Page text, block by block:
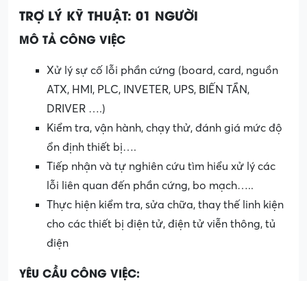
TRỢ LÝ KỸ THUẬT: 01 NGƯỜI
MÔ TẢ CÔNG VIỆC
Xử lý sự cố lỗi phần cứng (board, card, nguồn
ATX, HMI, PLC, INVETER, UPS, BIẾN TẦN,
DRIVER ….)
Kiểm tra, vận hành, chạy thử, đánh giá mức độ
ổn định thiết bị….
Tiếp nhận và tự nghiên cứu tìm hiểu xử lý các
lỗi liên quan đến phần cứng, bo mạch…..
Thực hiện kiểm tra, sửa chữa, thay thế linh kiện
cho các thiết bị điện tử, điện tử viễn thông, tủ
điện
YÊU CẦU CÔNG VIỆC: